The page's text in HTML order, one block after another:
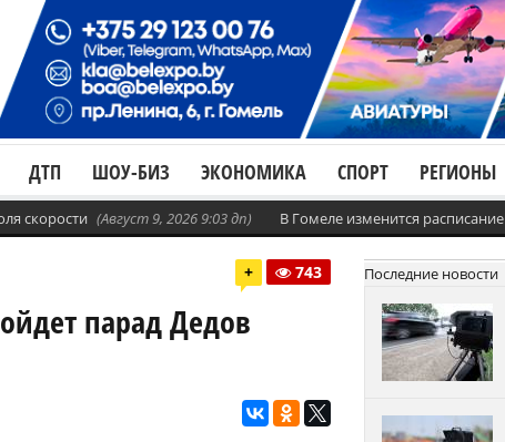
ДТП ШОУ-БИЗ ЭКОНОМИКА СПОРТ РЕГИОНЫ
скорости (Август 9, 2026 9:03 дп) В Гомеле изменится
+ 743
парад Дедов
Последние новости